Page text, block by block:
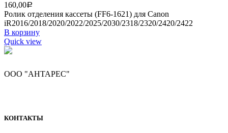
160,00Р
Ролик отделения кассеты (FF6-1621) для Canon
iR2016/2018/2020/2022/2025/2030/2318/2320/2420/2422
В корзину
Quick view
ООО "АНТАРЕС"
КОНТАКТЫ